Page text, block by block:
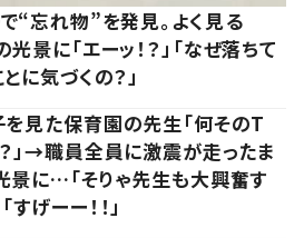
“忘れ物”を発見。よく見る
景に「エーッ！？」「なぜ落ちて
に気づくの？」
見た保育園の先生「何そのT
？」→職員全員に激震が走ったま
景に…「そりゃ先生も大興奮す
すげーー！！」